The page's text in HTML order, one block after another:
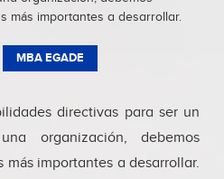
más importantes a desarrollar.
MBA EGADE
directivas para ser un
organización, debemos
más importantes a desarrollar.